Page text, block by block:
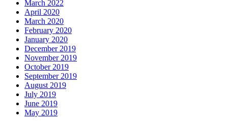
March 2022
April 2020
March 2020
February 2020
January 2020
December 2019
November 2019
October 2019
September 2019
August 2019
July 2019
June 2019
May 2019